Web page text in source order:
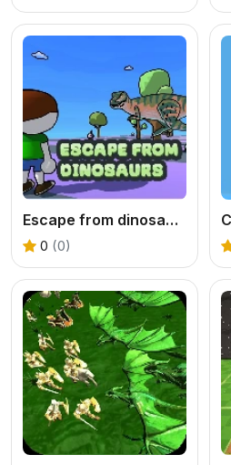
Escape from dinosaurs
0 (0)